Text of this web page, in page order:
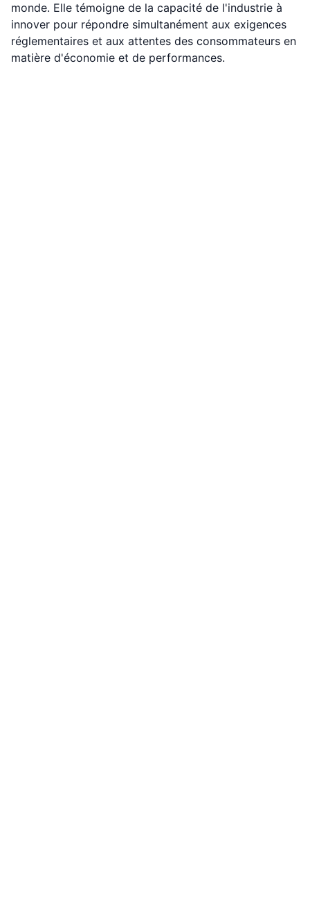
monde. Elle témoigne de la capacité de l'industrie à
innover pour répondre simultanément aux exigences
réglementaires et aux attentes des consommateurs en
matière d'économie et de performances.